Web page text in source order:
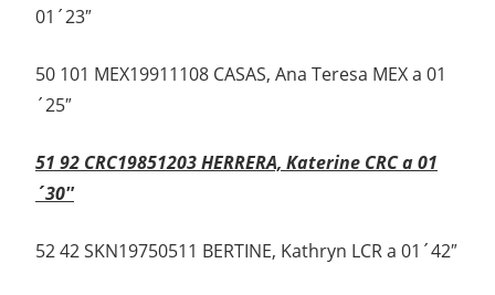
01´23″
50 101 MEX19911108 CASAS, Ana Teresa MEX a 01
´25″
51 92 CRC19851203 HERRERA, Katerine CRC a 01
´30″
52 42 SKN19750511 BERTINE, Kathryn LCR a 01´42″